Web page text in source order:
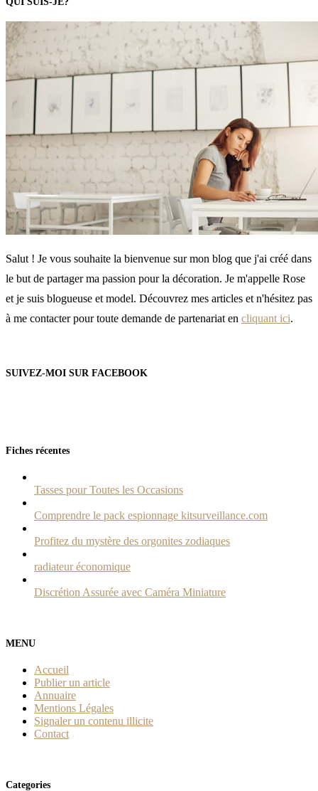
Salut ! Je vous souhaite la bienvenue sur mon blog que j'ai créé dans
le but de partager ma passion pour la décoration. Je m'appelle Rose
et je suis blogueuse et model. Découvrez mes articles et n'hésitez pas
à me contacter pour toute demande de partenariat en cliquant ici.
SUIVEZ-MOI SUR FACEBOOK
Fiches récentes
Tasses pour Toutes les Occasions
Comprendre le pack espionnage kitsurveillance.com
Profitez du mystère des orgonites zodiaques
radiateur économique
Discrétion Assurée avec Caméra Miniature
MENU
Accueil
Publier un article
Annuaire
Mentions Légales
Signaler un contenu illicite
Contact
Categories